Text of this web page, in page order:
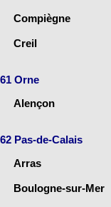
Compiègne
Creil
61 Orne
Alençon
62 Pas-de-Calais
Arras
Boulogne-sur-Mer